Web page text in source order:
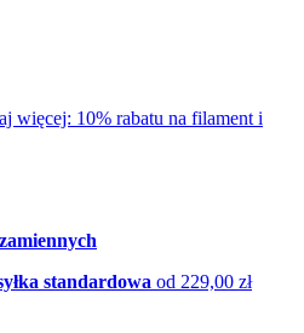
więcej: 10% rabatu na filament i
standardowa od 229,00 zł